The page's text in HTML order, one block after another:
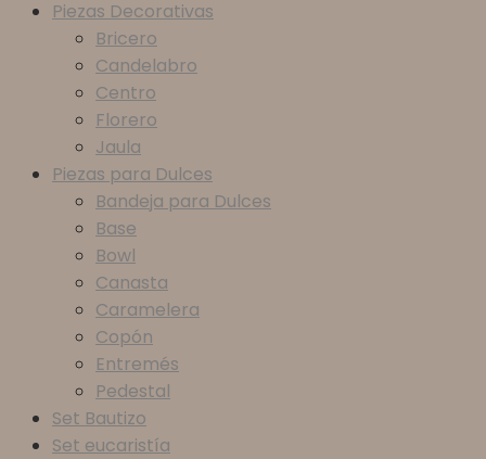
Piezas Decorativas
Bricero
Candelabro
Centro
Florero
Jaula
Piezas para Dulces
Bandeja para Dulces
Base
Bowl
Canasta
Caramelera
Copón
Entremés
Pedestal
Set Bautizo
Set eucaristía